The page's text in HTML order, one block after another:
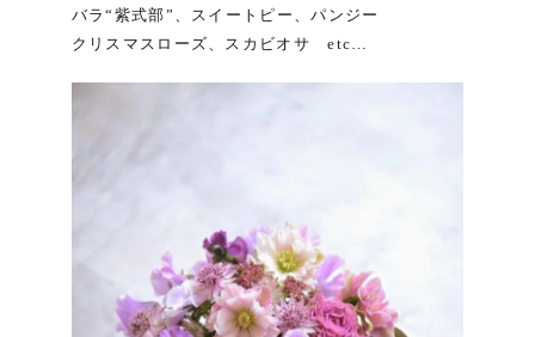
バラ“紫式部”、スイートピー、パンジー
クリスマスローズ、スカビオサ etc…